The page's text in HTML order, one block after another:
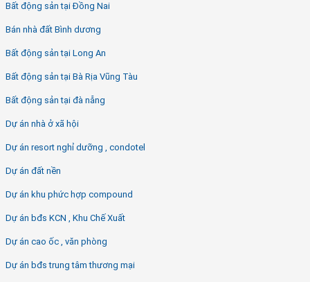
Bất động sản tại Đồng Nai
Bán nhà đất Bình dương
Bất động sản tại Long An
Bất động sản tại Bà Rịa Vũng Tàu
Bất động sản tại đà nẵng
Dự án nhà ở xã hội
Dự án resort nghỉ dưỡng , condotel
Dự án đất nền
Dự án khu phức hợp compound
Dự án bđs KCN , Khu Chế Xuất
Dự án cao ốc , văn phòng
Dự án bđs trung tâm thương mại